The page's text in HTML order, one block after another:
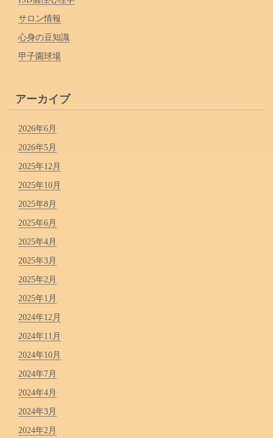
サロン情報
心身の豆知識
甲子園球場
アーカイブ
2026年6月
2026年5月
2025年12月
2025年10月
2025年8月
2025年6月
2025年4月
2025年3月
2025年2月
2025年1月
2024年12月
2024年11月
2024年10月
2024年7月
2024年4月
2024年3月
2024年2月